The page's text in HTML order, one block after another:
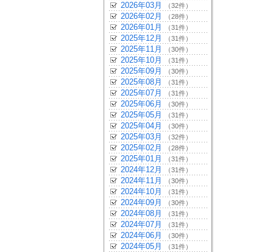
2026年03月 （32件）
2026年02月 （28件）
2026年01月 （31件）
2025年12月 （31件）
2025年11月 （30件）
2025年10月 （31件）
2025年09月 （30件）
2025年08月 （31件）
2025年07月 （31件）
2025年06月 （30件）
2025年05月 （31件）
2025年04月 （30件）
2025年03月 （32件）
2025年02月 （28件）
2025年01月 （31件）
2024年12月 （31件）
2024年11月 （30件）
2024年10月 （31件）
2024年09月 （30件）
2024年08月 （31件）
2024年07月 （31件）
2024年06月 （30件）
2024年05月 （31件）